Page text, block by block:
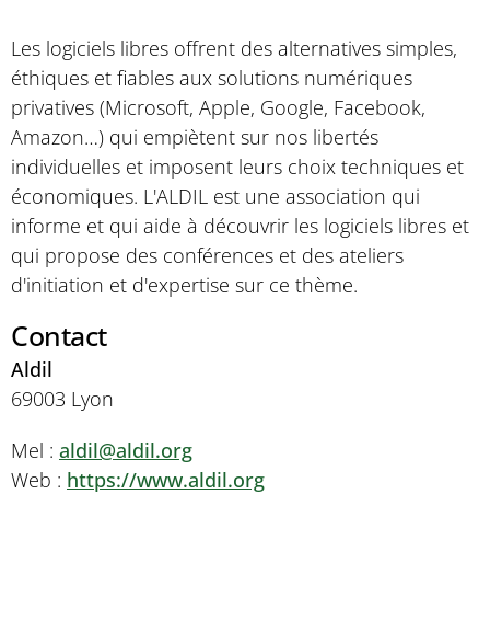
Les logiciels libres offrent des alternatives simples,
éthiques et fiables aux solutions numériques
privatives (Microsoft, Apple, Google, Facebook,
Amazon…) qui empiètent sur nos libertés
individuelles et imposent leurs choix techniques et
économiques. L'ALDIL est une association qui
informe et qui aide à découvrir les logiciels libres et
qui propose des conférences et des ateliers
d'initiation et d'expertise sur ce thème.
Contact
Aldil
69003 Lyon
Mel : aldil@aldil.org
Web : https://www.aldil.org